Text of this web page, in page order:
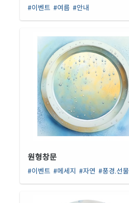
#이벤트 #여름 #안내
원형창문
#이벤트 #메세지 #자연 #풍경.선물